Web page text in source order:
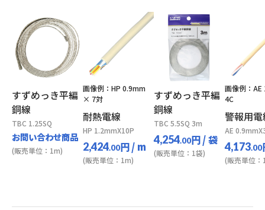
すずめっき平編
銅線
TBC 1.25SQ
お問い合わせ商品
(販売単位：1m)
画像例：HP 0.9mm
× 7対
耐熱電線
HP 1.2mmX10P
2,424.00円/ m
(販売単位：1m)
すずめっき平編
銅線
TBC 5.5SQ 3m
4,254.00円/ 袋
(販売単位：1袋)
画像例：
4C
警報用
AE
4,173.00
(販売単位：